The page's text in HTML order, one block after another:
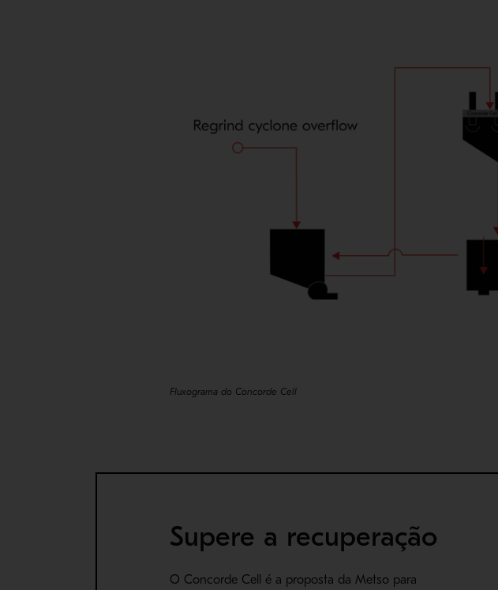
Fluxograma do Concorde Cell
Supere a recuperação
O Concorde Cell é a proposta da Metso para